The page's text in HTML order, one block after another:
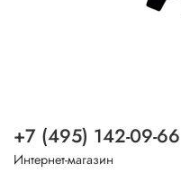
+7 (495) 142-09-66
Интернет-магазин